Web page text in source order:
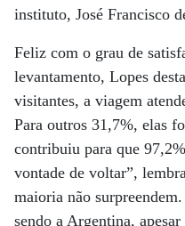
instituto, José Francisco
Feliz com o grau de
levantamento, Lopes
visitantes, a viagem
Para outros 31,7%, elas
contribuiu para que
vontade de voltar”,
maioria não
sendo a Argentina,